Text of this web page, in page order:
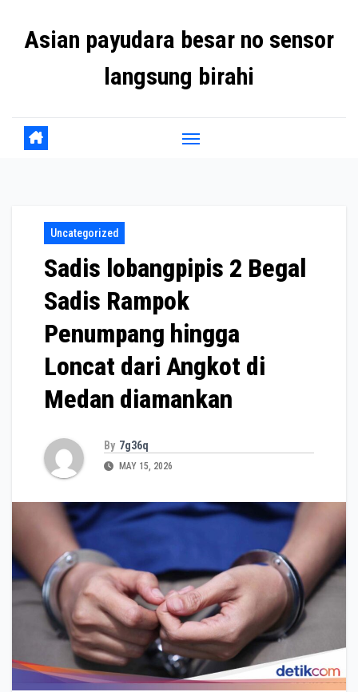
Asian payudara besar no sensor
langsung birahi
Uncategorized
Sadis lobangpipis 2 Begal
Sadis Rampok
Penumpang hingga
Loncat dari Angkot di
Medan diamankan
By 7g36q
MAY 15, 2026